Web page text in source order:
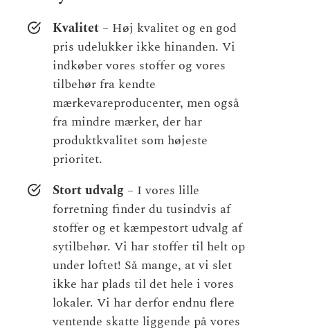
Kvalitet – Høj kvalitet og en god
pris udelukker ikke hinanden. Vi
indkøber vores stoffer og vores
tilbehør fra kendte
mærkevareproducenter, men også
fra mindre mærker, der har
produktkvalitet som højeste
prioritet.
Stort udvalg – I vores lille
forretning finder du tusindvis af
stoffer og et kæmpestort udvalg af
sytilbehør. Vi har stoffer til helt op
under loftet! Så mange, at vi slet
ikke har plads til det hele i vores
lokaler. Vi har derfor endnu flere
ventende skatte liggende på vores